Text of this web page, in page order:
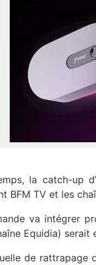
la catch-up
BFM TV et les
va intégrer
Equidia) serait
de